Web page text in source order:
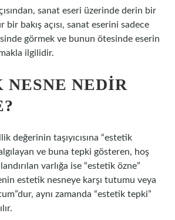
sanat eseri üzerinde derin bir
bir bakış açısı, sanat eserini sadece
görmek ve bunun ötesinde eserin
ilgilidir.
NESNE NEDIR
değerinin taşıyıcısına “estetik
ve buna tepki gösteren, hoş
varlığa ise “estetik özne”
estetik nesneye karşı tutumu veya
aynı zamanda “estetik tepki”